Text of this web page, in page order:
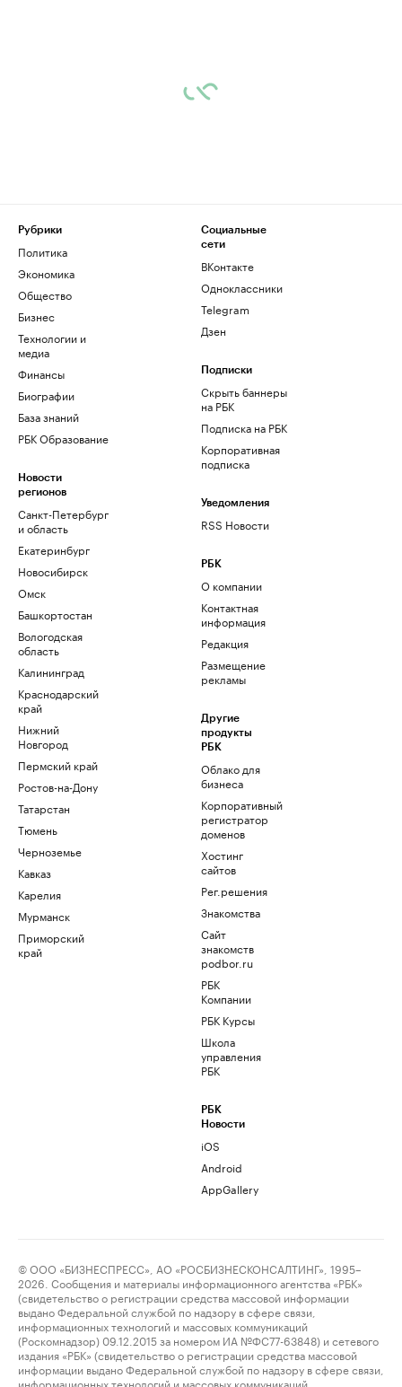
Рубрики
Политика
Экономика
Общество
Бизнес
Технологии и
медиа
Финансы
Биографии
База знаний
РБК Образование
Новости
регионов
Санкт-Петербург
и область
Екатеринбург
Новосибирск
Омск
Башкортостан
Вологодская
область
Калининград
Краснодарский
край
Нижний
Новгород
Пермский край
Ростов-на-Дону
Татарстан
Тюмень
Черноземье
Кавказ
Карелия
Мурманск
Приморский
край
Социальные
сети
ВКонтакте
Одноклассники
Telegram
Дзен
Подписки
Скрыть баннеры
на РБК
Подписка на РБК
Корпоративная
подписка
Уведомления
RSS Новости
РБК
О компании
Контактная
информация
Редакция
Размещение
рекламы
Другие
продукты
РБК
Облако для
бизнеса
Корпоративный
регистратор
доменов
Хостинг
сайтов
Рег.решения
Знакомства
Сайт
знакомств
podbor.ru
РБК
Компании
РБК Курсы
Школа
управления
РБК
РБК
Новости
iOS
Android
AppGallery
© ООО «БИЗНЕСПРЕСС», АО «РОСБИЗНЕСКОНСАЛТИНГ», 1995–
2026. Сообщения и материалы информационного агентства «РБК»
(свидетельство о регистрации средства массовой информации
выдано Федеральной службой по надзору в сфере связи,
информационных технологий и массовых коммуникаций
(Роскомнадзор) 09.12.2015 за номером ИА №ФС77-63848) и сетевого
издания «РБК» (свидетельство о регистрации средства массовой
информации выдано Федеральной службой по надзору в сфере связи,
информационных технологий и массовых коммуникаций